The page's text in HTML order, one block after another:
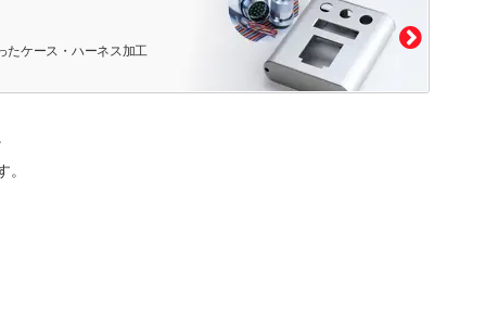
たケース・ハーネス加工